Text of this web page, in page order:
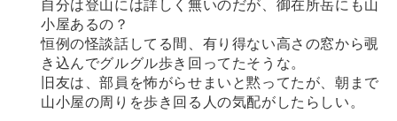
自分は登山には詳しく無いのだが、御在所岳にも山
小屋あるの？
恒例の怪談話してる間、有り得ない高さの窓から覗
き込んでグルグル歩き回ってたそうな。
旧友は、部員を怖がらせまいと黙ってたが、朝まで
山小屋の周りを歩き回る人の気配がしたらしい。